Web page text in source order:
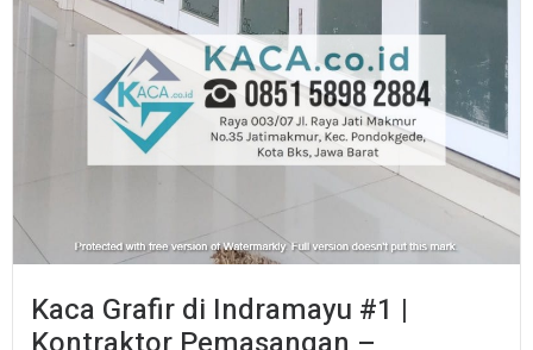
Kaca Grafir di Indramayu #1 |